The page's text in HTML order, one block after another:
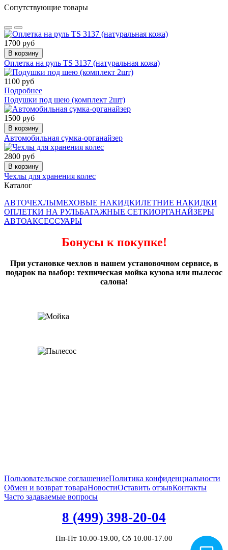
Сопутствующие товары
1700 руб
В корзину
Оплетка на руль TS 3137 (натуральная кожа)
1100 руб
Подробнее
Подушки под шею (комплект 2шт)
1500 руб
В корзину
Автомобильная сумка-органайзер
2800 руб
В корзину
Чехлы для хранения колес
Каталог
АВТОЧЕХЛЫМЕХОВЫЕ НАКИДКИЛЕТНИЕ НАКИДКИ
ОПЛЕТКИ НА РУЛЬБАГАЖНЫЕ СЕТКИОРГАНАЙЗЕРЫ
АВТОАКСЕССУАРЫ
Бонусы к покупке!
При установке чехлов в нашем установочном сервисе, в
подарок на выбор: техническая мойка кузова или пылесос
салона!
Пользовательское соглашениеПолитика конфиденциальности
Обмен и возврат товараНовостиОставить отзывКонтакты
Часто задаваемые вопросы
8 (499) 398-20-04
Пн-Пт 10.00-19.00, Сб 10.00-17.00